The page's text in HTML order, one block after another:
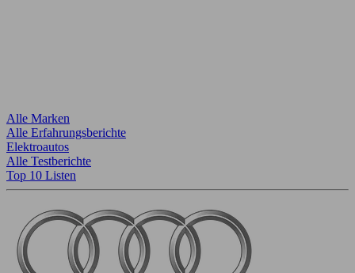
Alle Marken
Alle Erfahrungsberichte
Elektroautos
Alle Testberichte
Top 10 Listen